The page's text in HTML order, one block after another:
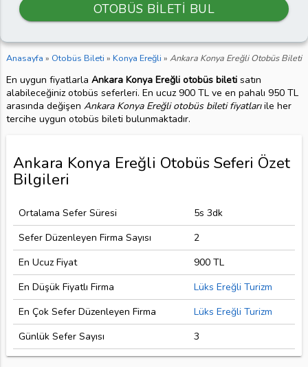
OTOBÜS BİLETİ BUL
Anasayfa » Otobüs Bileti » Konya Ereğli » Ankara Konya Ereğli Otobüs Bileti
En uygun fiyatlarla Ankara Konya Ereğli otobüs biletisatın
alabileceğiniz otobüs seferleri. En ucuz 900 TL ve en pahalı 950 TL
arasında değişen Ankara Konya Ereğli otobüs bileti fiyatlarıile her
tercihe uygun otobüs bileti bulunmaktadır.
Ankara Konya Ereğli Otobüs Seferi Özet
Bilgileri
Ortalama Sefer Süresi
5s 3dk
Sefer Düzenleyen Firma Sayısı
2
En Ucuz Fiyat
900 TL
En Düşük Fiyatlı Firma
Lüks Ereğli Turizm
En Çok Sefer Düzenleyen Firma
Lüks Ereğli Turizm
Günlük Sefer Sayısı
3